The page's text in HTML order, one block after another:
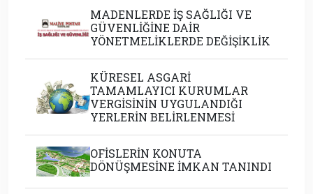
MADENLERDE İŞ SAĞLIĞI VE
GÜVENLİĞİNE DAİR
YÖNETMELİKLERDE DEĞİŞİKLİK
KÜRESEL ASGARİ
TAMAMLAYICI KURUMLAR
VERGİSİNİN UYGULANDIĞI
YERLERİN BELİRLENMESİ
OFİSLERİN KONUTA
DÖNÜŞMESİNE İMKAN TANINDI